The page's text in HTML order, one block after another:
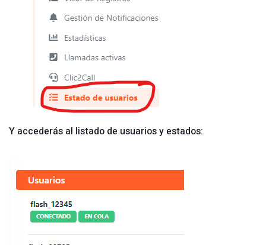
Y accederás al listado de usuarios y estados: